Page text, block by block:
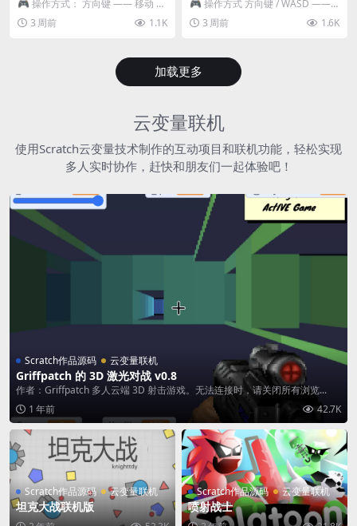
🎮 操作方式： 方向键 —— 移动 &
跳跃 空格 —— 打开宝箱 将你...
3 周前 1.1K
🎮 操作方式 方向键 / WASD ——
移动 Z / K —— 射击 / 攻击...
3 周前 1.6K
加载更多
云变量联机
使用Scratch云变量技术制作的互动项目和联机功能，轻松实现
多人实时协作，赶快和朋友们一起体验吧！
Scratch作品源码 云变量联机
Griffpatch 的 3D 激光对战 v0.8
作者：Griffpatch 多人云端 3D 射击游戏。无法连接时，请关闭所有浏览...
1 年前
42.7K
Scratch作品源码 云变量联机
坦克大战联机版
Scratch作品源码 云变量联机
喷射战士